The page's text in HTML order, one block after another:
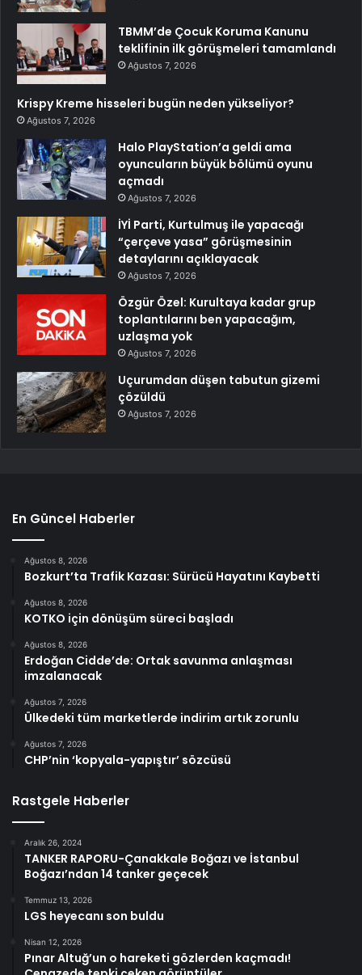
TBMM’de Çocuk Koruma Kanunu
teklifinin ilk görüşmeleri tamamlandı
Ağustos 7, 2026
Krispy Kreme hisseleri bugün neden yükseliyor?
Ağustos 7, 2026
Halo PlayStation’a geldi ama
oyuncuların büyük bölümü oyunu
açmadı
Ağustos 7, 2026
İYİ Parti, Kurtulmuş ile yapacağı
“çerçeve yasa” görüşmesinin
detaylarını açıklayacak
Ağustos 7, 2026
Özgür Özel: Kurultaya kadar grup
toplantılarını ben yapacağım,
uzlaşma yok
Ağustos 7, 2026
Uçurumdan düşen tabutun gizemi
çözüldü
Ağustos 7, 2026
En Güncel Haberler
Ağustos 8, 2026
Bozkurt’ta Trafik Kazası: Sürücü Hayatını Kaybetti
Ağustos 8, 2026
KOTKO için dönüşüm süreci başladı
Ağustos 8, 2026
Erdoğan Cidde’de: Ortak savunma anlaşması
imzalanacak
Ağustos 7, 2026
Ülkedeki tüm marketlerde indirim artık zorunlu
Ağustos 7, 2026
CHP’nin ‘kopyala-yapıştır’ sözcüsü
Rastgele Haberler
Aralık 26, 2024
TANKER RAPORU-Çanakkale Boğazı ve İstanbul
Boğazı’ndan 14 tanker geçecek
Temmuz 13, 2026
LGS heyecanı son buldu
Nisan 12, 2026
Pınar Altuğ’un o hareketi gözlerden kaçmadı!